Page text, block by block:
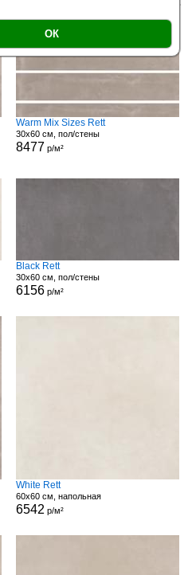
ОК
Warm Mix Sizes Rett
30x60 см, пол/стены
8477 р/м²
Black Rett
30x60 см, пол/стены
6156 р/м²
White Rett
60x60 см, напольная
6542 р/м²